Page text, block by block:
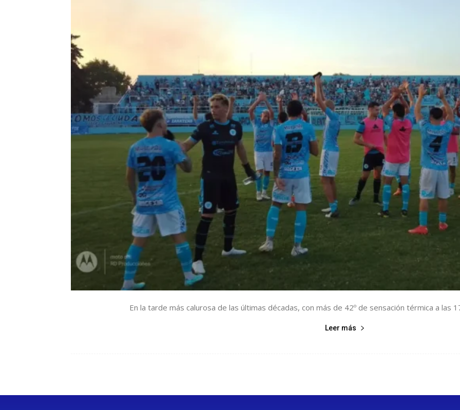
En la tarde más calurosa de las últimas décadas, con más de 42º de sensación térmica a las
Leer más